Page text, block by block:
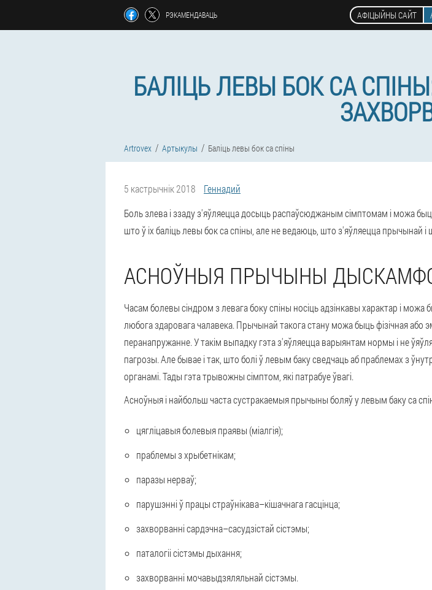
РЭКАМЕНДАВАЦЬ АФІЦЫЙНЫ САЙТ
БАЛІЦЬ ЛЕВЫ БОК СА
Artrovex Артыкулы Баліць левы бок са спіны
5 кастрычнік 2018
Геннадий
Боль злева і ззаду з'яўляецца досыць распаўсюджаным сімптомам і можа
што ў іх баліць левы бок са спіны, але не ведаюць, што з'яўляецца прычынай і
АСНОЎНЫЯ ПРЫЧЫНЫ
Часам болевы сіндром з левага боку спіны носіць адзінкавы характар і можа
любога здаровага чалавека. Прычынай такога стану можа быць фізічная або
перанапружанне. У такім выпадку гэта з'яўляецца варыянтам нормы і не
пагрозы. Але бывае і так, што болі ў левым баку сведчаць аб праблемах з
органамі. Тады гэта трывожны сімптом, які патрабуе ўвагі.
Асноўныя і найбольш часта сустракаемыя прычыны боляў у левым баку са
цягліцавыя болевыя праявы (міалгія);
праблемы з хрыбетнікам;
паразы нерваў;
парушэнні ў працы страўнікава–кішачнага гасцінца;
захворванні сардэчна–сасудзістай сістэмы;
паталогіі сістэмы дыхання;
захворванні мочавыдзяляльнай сістэмы.